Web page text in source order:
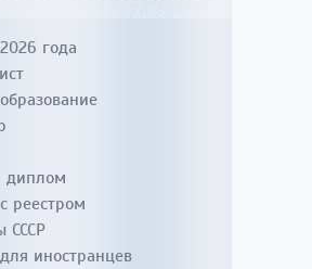
года
диплом
реестром
СССР
иностранцев